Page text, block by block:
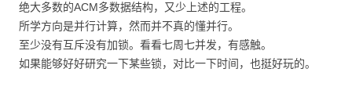
绝大多数的ACM多数据结构，又少上述的工程。
所学方向是并行计算，然而并不真的懂并行。
至少没有互斥没有加锁。看看七周七并发，有感触。
如果能够好好研究一下某些锁，对比一下时间，也挺好玩的。